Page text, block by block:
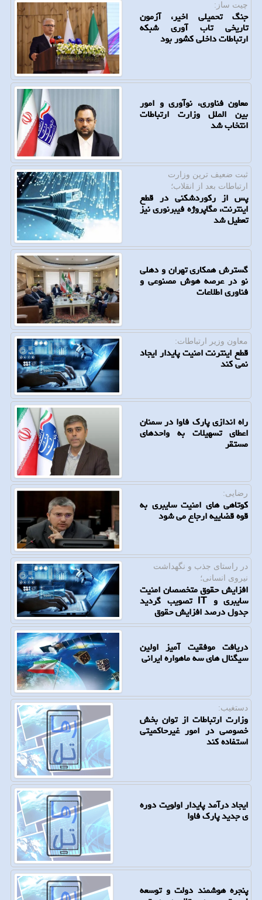
چیت ساز:
جنگ تحمیلی اخیر، آزمون
تاریخی تاب آوری شبکه
ارتباطات داخلی کشور بود
معاون فناوری، نوآوری و امور
بین الملل وزارت ارتباطات
انتخاب شد
ثبت ضعیف ترین وزارت
ارتباطات بعد از انقلاب؛
پس از رکوردشکنی در قطع
اینترنت، مگاپروژه فیبرنوری نیز
تعطیل شد
گسترش همکاری تهران و دهلی
نو در عرصه هوش مصنوعی و
فناوری اطلاعات
معاون وزیر ارتباطات:
قطع اینترنت امنیت پایدار ایجاد
نمی کند
راه اندازی پارک فاوا در سمنان
اعطای تسهیلات به واحدهای
مستقر
رضایی:
کوتاهی های امنیت سایبری به
قوه قضاییه ارجاع می شود
در راستای جذب و نگهداشت
نیروی انسانی؛
افزایش حقوق متخصصان امنیت
سایبری و IT تصویب گردید
جدول درصد افزایش حقوق
دریافت موفقیت آمیز اولین
سیگنال های سه ماهواره ایرانی
دستغیب:
وزارت ارتباطات از توان بخش
خصوصی در امور غیرحاکمیتی
استفاده کند
ایجاد درآمد پایدار اولویت دوره
ی جدید پارک فاوا
پنجره هوشمند دولت و توسعه